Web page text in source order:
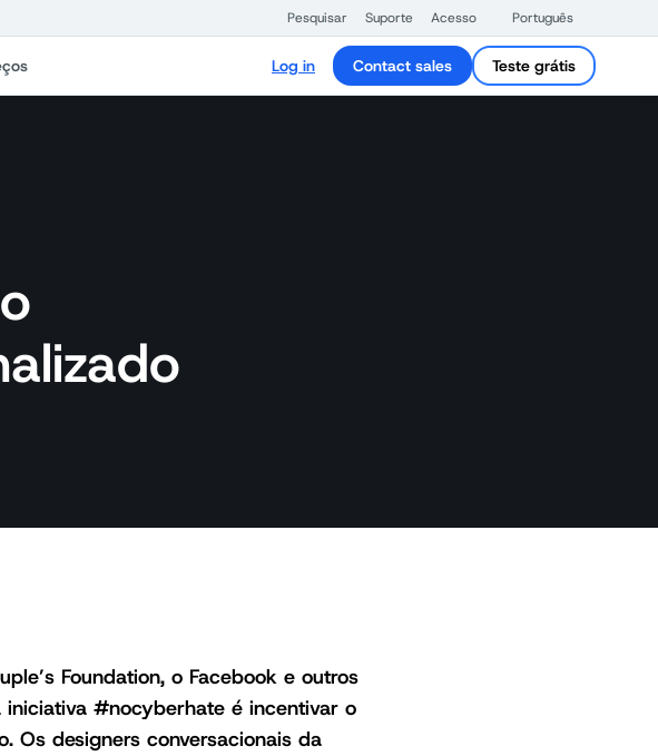
Pesquisar Suporte Acesso Português
Log in Contact sales Teste grátis
Foundation, o Facebook e outros
#nocyberhate é incentivar o
Os designers conversacionais da